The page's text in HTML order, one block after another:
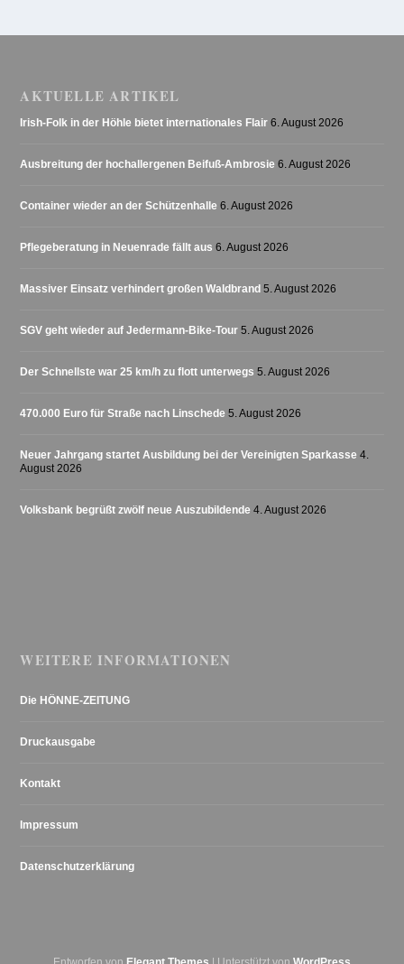
AKTUELLE ARTIKEL
Irish-Folk in der Höhle bietet internationales Flair 6. August 2026
Ausbreitung der hochallergenen Beifuß-Ambrosie 6. August 2026
Container wieder an der Schützenhalle 6. August 2026
Pflegeberatung in Neuenrade fällt aus 6. August 2026
Massiver Einsatz verhindert großen Waldbrand 5. August 2026
SGV geht wieder auf Jedermann-Bike-Tour 5. August 2026
Der Schnellste war 25 km/h zu flott unterwegs 5. August 2026
470.000 Euro für Straße nach Linschede 5. August 2026
Neuer Jahrgang startet Ausbildung bei der Vereinigten Sparkasse 4.
August 2026
Volksbank begrüßt zwölf neue Auszubildende 4. August 2026
WEITERE INFORMATIONEN
Die HÖNNE-ZEITUNG
Druckausgabe
Kontakt
Impressum
Datenschutzerklärung